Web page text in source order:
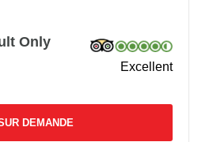
Only
Excellent
DEMANDE